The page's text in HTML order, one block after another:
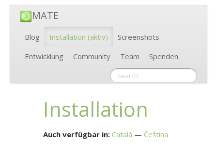
MATE
Blog Installation (aktiv)
Screenshots
Entwicklung
Community Team Spenden
Installation
Auch verfügbar in: Català
Čeština